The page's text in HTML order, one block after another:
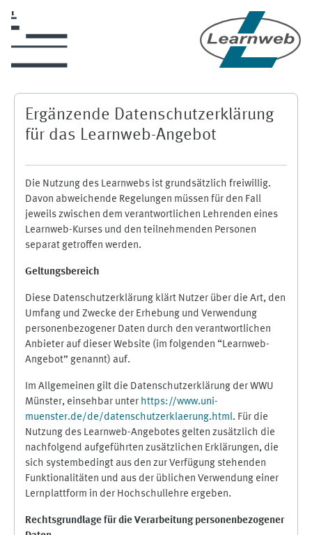
Ergänzende Datenschutzerklärung
für das Learnweb-Angebot
Die Nutzung des Learnwebs ist grundsätzlich freiwillig.
Davon abweichende Regelungen müssen für den Fall
jeweils zwischen dem verantwortlichen Lehrenden eines
Learnweb-Kurses und den teilnehmenden Personen
separat getroffen werden.
Geltungsbereich
Diese Datenschutzerklärung klärt Nutzer über die Art, den
Umfang und Zwecke der Erhebung und Verwendung
personenbezogener Daten durch den verantwortlichen
Anbieter auf dieser Website (im folgenden “Learnweb-
Angebot” genannt) auf.
Im Allgemeinen gilt die Datenschutzerklärung der WWU
Münster, einsehbar unter https://www.uni-
muenster.de/de/datenschutzerklaerung.html. Für die
Nutzung des Learnweb-Angebotes gelten zusätzlich die
nachfolgend aufgeführten zusätzlichen Erklärungen, die
sich systembedingt aus den zur Verfügung stehenden
Funktionalitäten und aus der üblichen Verwendung einer
Lernplattform in der Hochschullehre ergeben.
Rechtsgrundlage für die Verarbeitung personenbezogener